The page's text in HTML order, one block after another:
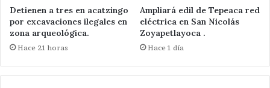
Detienen a tres en acatzingo
por excavaciones ilegales en
zona arqueológica.
Hace 21 horas
Ampliará edil de Tepeaca red
eléctrica en San Nicolás
Zoyapetlayoca .
Hace 1 día